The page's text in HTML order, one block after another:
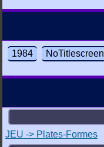
1984 NoTitlescreen
JEU -> Plates-Formes